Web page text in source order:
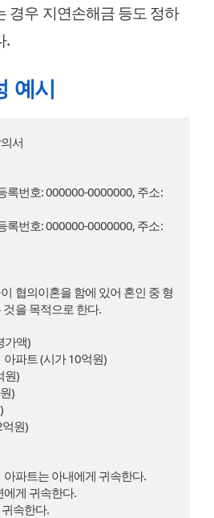
경우 지연손해금 등도 정하
.
예시
서
록번호: 000000-0000000, 주소:
록번호: 000000-0000000, 주소:
협의이혼을 함에 있어 혼인 중 형
을 목적으로 한다.
가액)
파트 (시가 10억원)
원)
)
원)
파트는 아내에게 귀속한다.
게 귀속한다.
속한다.